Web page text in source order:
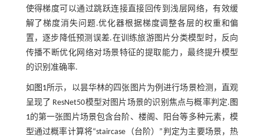
使得梯度可以通过跳跃连接直接回传到浅层网络，有效缓
解了梯度消失问题.优化器根据梯度调整各层的权重和偏
置，逐步降低预测误差.在训练旅游图片分类模型时，反向
传播不断优化网络对场景特征的提取能力，最终提升模型
的识别准确率.
如 图1所示，以昙华林的四张图片为例进行场景检测，直观
呈现了 ResNet50模型对图片场景的识别焦点与概率判定. 图
1的第一张图片场景包含台阶、楼阁、阳台等多种元素，模
型通过概率计算将“staircase（台阶）”判定为主要场景，热